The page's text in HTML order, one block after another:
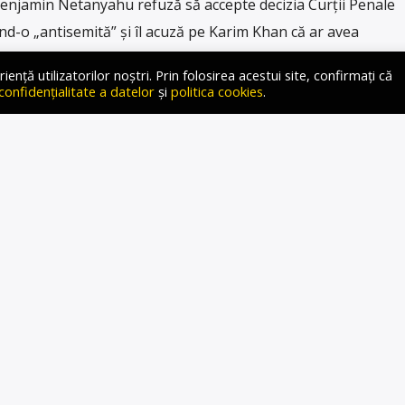
Netanyahu refuză să accepte decizia Curții Penale
o „antisemită” și îl acuză pe Karim Khan că ar avea
cataloghează recentele eveniment drept
a respins acuzațiile formulate de Curtea Penală
utilizatorilor noștri. Prin folosirea acestui site, confirmați că
a datelorși politica cookies.